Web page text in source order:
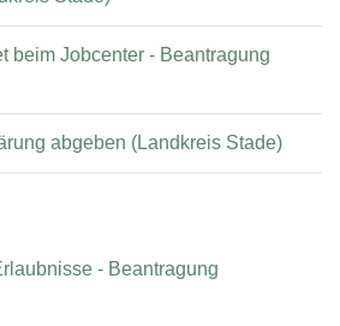
beim Jobcenter - Beantragung
abgeben (Landkreis Stade)
- Beantragung